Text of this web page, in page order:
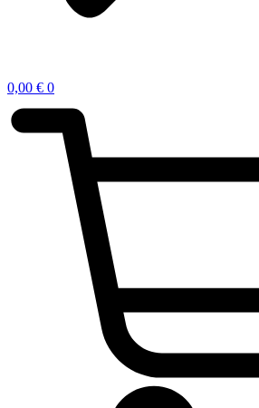
0,00 € 0